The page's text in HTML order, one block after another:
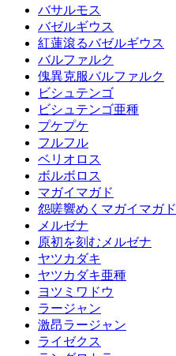
バサルモス
バゼルギウス
紅蓮滾るバゼルギウス
バルファルク
傀異克服バルファルク
ビシュテンゴ
ビシュテンゴ亜種
プケプケ
フルフル
ベリオロス
ボルボロス
マガイマガド
怨嗟響めくマガイマガド
メルゼナ
原初を刻むメルゼナ
ヤツカダキ
ヤツカダキ亜種
ヨツミワドウ
ラージャン
激昂ラージャン
ライゼクス